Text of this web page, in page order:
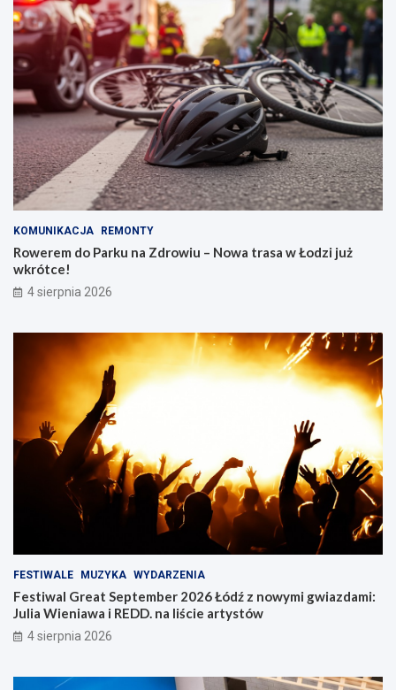
KOMUNIKACJA REMONTY
Rowerem do Parku na Zdrowiu – Nowa trasa w Łodzi już
wkrótce!
4 sierpnia 2026
FESTIWALE MUZYKA WYDARZENIA
Festiwal Great September 2026 Łódź z nowymi gwiazdami:
Julia Wieniawa i REDD. na liście artystów
4 sierpnia 2026